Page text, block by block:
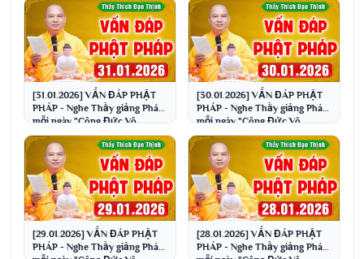
[31.01.2026] VẤN ĐÁP PHẬT
PHÁP - Nghe Thầy giảng Pháp
mỗi ngày "Công Đức Vô
Lượng - Gia Đạo Bình An"
[30.01.2026] VẤN ĐÁP PHẬT
PHÁP - Nghe Thầy giảng Pháp
mỗi ngày "Công Đức Vô
Lượng - Gia Đạo Bình An"
[29.01.2026] VẤN ĐÁP PHẬT
PHÁP - Nghe Thầy giảng Pháp
[28.01.2026] VẤN ĐÁP PHẬT
PHÁP - Nghe Thầy giảng Pháp